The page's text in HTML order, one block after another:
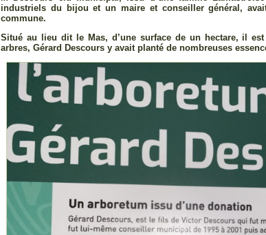
industriels du bijou et un maire et conseiller général,
commune.
Situé au lieu dit le Mas, d’une surface de un hectare, il
arbres, Gérard Descours y avait planté de nombreuses